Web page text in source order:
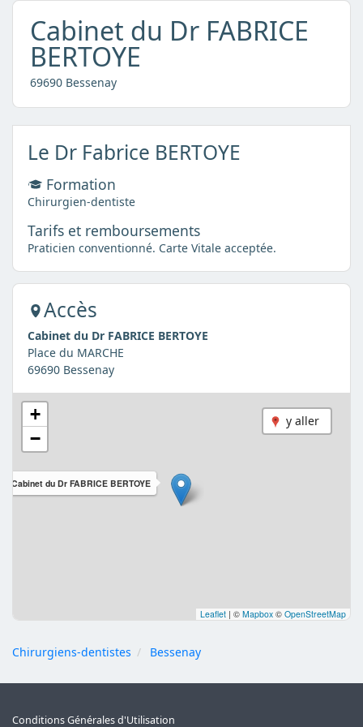
Cabinet du Dr FABRICE
BERTOYE
69690 Bessenay
Le Dr Fabrice BERTOYE
Formation
Chirurgien-dentiste
Tarifs et remboursements
Praticien conventionné. Carte Vitale acceptée.
Accès
Cabinet du Dr FABRICE BERTOYE
Place du MARCHE
69690 Bessenay
y aller
Cabinet du Dr FABRICE BERTOYE
+
−
Leaflet | © Mapbox © OpenStreetMap
Chirurgiens-dentistes Bessenay
Conditions Générales d'Utilisation